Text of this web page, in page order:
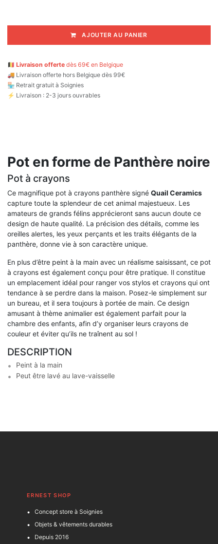
AJOUTER AU PANIER
🇧🇪 Livraison offerte dès 69€ en Belgique
🚚 Livraison offerte hors Belgique dès 99€
🏪 Retrait gratuit à Soignies
⚡ Livraison : 2-3 jours ouvrables
Pot en forme de Panthère noire
Pot à crayons
Ce magnifique pot à crayons panthère signé Quail Ceramics
capture toute la splendeur de cet animal majestueux. Les
amateurs de grands félins apprécieront sans aucun doute ce
design de haute qualité. La précision des détails, comme les
oreilles alertes, les yeux perçants et les traits élégants de la
panthère, donne vie à son caractère unique.
En plus d’être peint à la main avec un réalisme saisissant, ce pot
à crayons est également conçu pour être pratique. Il constitue
un emplacement idéal pour ranger vos stylos et crayons qui ont
tendance à se perdre dans la maison. Posez-le simplement sur
un bureau, et il sera toujours à portée de main. Ce design
amusant à thème animalier est également parfait pour la
chambre des enfants, afin d’y organiser leurs crayons de
couleur et éviter qu’ils ne traînent au sol !
DESCRIPTION
Peint à la main
Peut être lavé au lave-vaisselle
ERNEST SHOP
Concept store à Soignies
Objets & vêtements durables
Depuis 2016